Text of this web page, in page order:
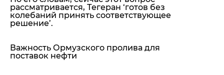
рассматривается, Тегеран ‘готов без
колебаний принять соответствующее
решение’.
Важность Ормузского пролива для
поставок нефти